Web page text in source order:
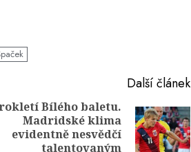
Další článek
Bílého baletu.
Madridské klima
evidentně nesvědčí
talentovaným